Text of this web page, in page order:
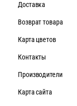
Доставка
Возврат товара
Карта цветов
Контакты
Производители
Карта сайта